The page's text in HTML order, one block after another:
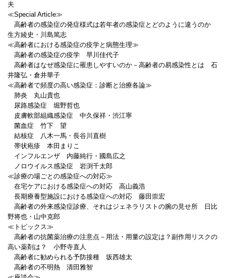
夫
≪Special Article≫
高齢者の感染症の発症様式は若年者の感染症とどのように違うのか
生方綾史・川島篤志
≪高齢者における感染症の疫学と病態生理≫
高齢者の感染症の疫学 早川佳代子
高齢者はなぜ感染症に罹患しやすいのか－高齢者の易感染性とは 石
井隆弘・倉井華子
≪高齢者で頻度の高い感染症：診断と治療各論≫
肺炎 丸山貴也
尿路感染症 堀野哲也
皮膚軟部組織感染症 中久保祥・渋江寧
菌血症 竹下 望
結核症 八木一馬・長谷川直樹
帯状疱疹 本田まりこ
インフルエンザ 内藤純行・國島広之
ノロウイルス感染症 岩渕千太郎
≪診療の場ごとの感染症への対応≫
在宅ケアにおける感染症への対応 高山義浩
長期療養型施設における感染症への対応 藤田崇宏
高齢者の外来感染症診療、それはジェネラリストの腕の見せ所 日比
野将也・山中克郎
≪トピックス≫
高齢者の抗菌薬治療の注意点－用法・用量の設定は？副作用リスクの
高い薬剤は？ 小野寺直人
高齢者に勧められる予防接種 坂西雄太
高齢者の不明熱 清田雅智